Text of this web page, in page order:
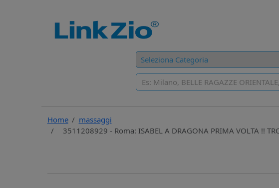
Home
massaggi
3511208929 - Roma: ISABEL A DRAGONA PRIMA VOLTA !!